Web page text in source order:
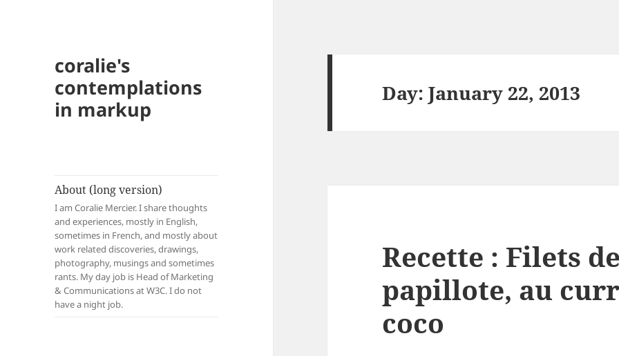
coralie's
contemplations
in markup
About (long version)
I am Coralie Mercier. I share thoughts
and experiences, mostly in English,
sometimes in French, and mostly about
work related discoveries, drawings,
photography, musings and sometimes
rants. My day job is Head of Marketing
& Communications at W3C. I do not
have a night job.
Day:January 22, 2013
Recette : Filets
papillote, au
coco